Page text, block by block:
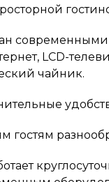
LCD-
чайник.
гостям